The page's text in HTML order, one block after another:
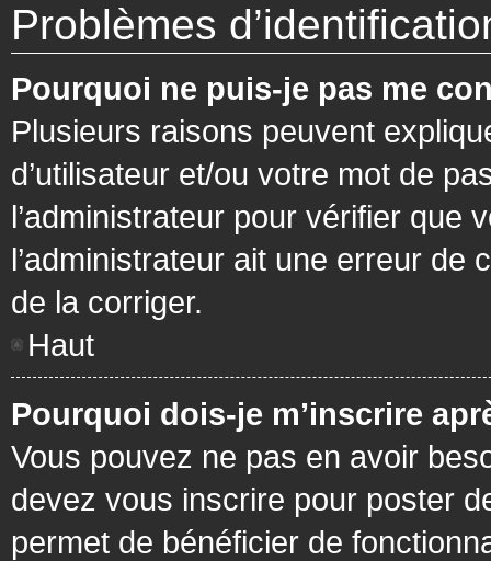
Problèmes
Pourquoi ne puis-je pas me
Plusieurs raisons peuvent
d’utilisateur et/ou votre mot de
l’administrateur pour vérifier que
l’administrateur ait une erreur de
de la corriger.
Haut
Pourquoi dois-je m’inscrire
Vous pouvez ne pas en avoir
devez vous inscrire pour poster
permet de bénéficier de